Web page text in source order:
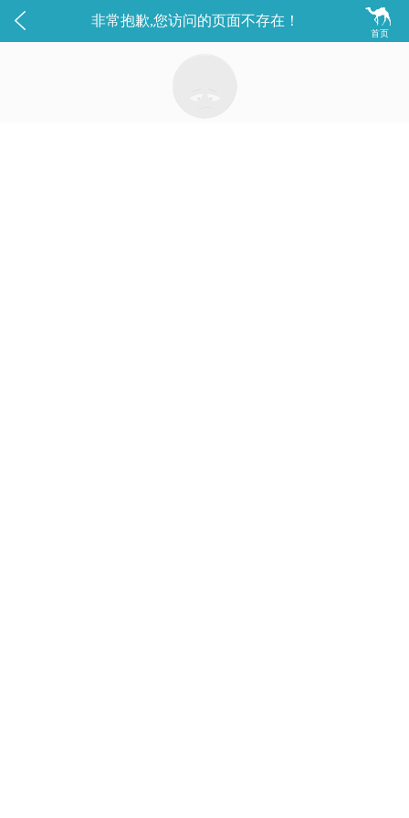
 
首页
非常抱歉,您访问的页面不存在！